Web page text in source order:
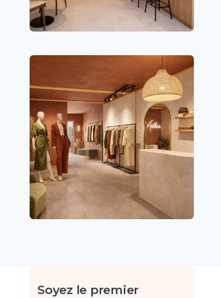
Soyez le premier